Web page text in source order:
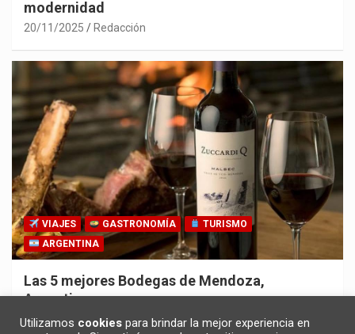
modernidad
20/11/2025 Redacción
VIAJES GASTRONOMÍA
TURISMO
ARGENTINA
Las 5 mejores Bodegas de Mendoza,
Argentina
30/10/2025 Redacción
Utilizamos cookies para brindar la mejor experiencia en